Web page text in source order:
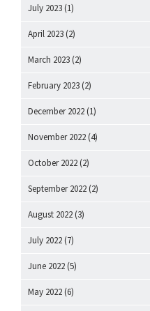
July 2023 (1)
April 2023 (2)
March 2023 (2)
February 2023 (2)
December 2022 (1)
November 2022 (4)
October 2022 (2)
September 2022 (2)
August 2022 (3)
July 2022 (7)
June 2022 (5)
May 2022 (6)